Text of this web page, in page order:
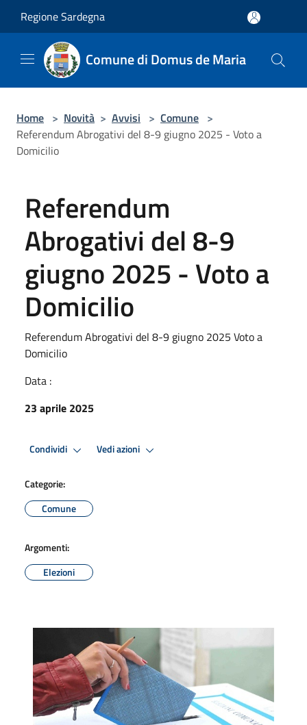
Regione Sardegna
Comune di Domus de Maria
Home > Novità > Avvisi > Comune >
Referendum Abrogativi del 8-9 giugno 2025 - Voto a
Domicilio
Referendum
Abrogativi del 8-9
giugno 2025 - Voto a
Domicilio
Referendum Abrogativi del 8-9 giugno 2025 Voto a
Domicilio
Data :
23 aprile 2025
Condividi Vedi azioni
Categorie:
Comune
Argomenti:
Elezioni